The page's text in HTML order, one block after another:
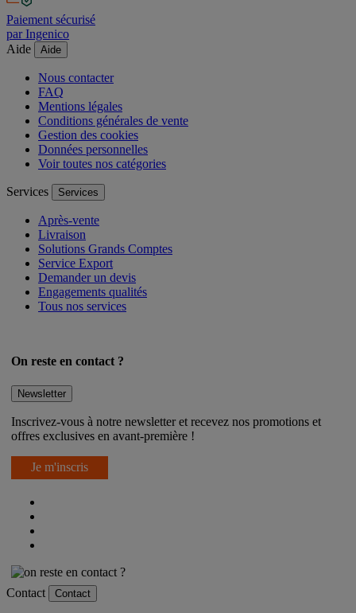
Paiement sécurisé
par Ingenico
Aide
Aide
Nous contacter
FAQ
Mentions légales
Conditions générales de vente
Gestion des cookies
Données personnelles
Voir toutes nos catégories
Services Services
Après-vente
Livraison
Solutions Grands Comptes
Service Export
Demander un devis
Engagements qualités
Tous nos services
On reste en contact ?
Newsletter
Inscrivez-vous à notre newsletter et recevez nos promotions et
offres exclusives en avant-première !
Je m'inscris
Contact Contact